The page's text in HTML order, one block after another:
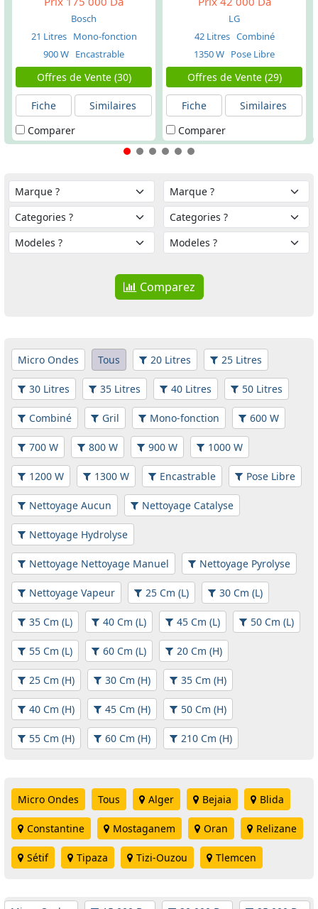
Bosch
21 Litres Mono-fonction
900 W Encastrable
Offres de Vente (30)
Fiche
Similaires
Comparer
LG
42 Litres Combiné
1350 W Pose Libre
Offres de Vente (29)
Fiche
Similaires
Comparer
Comparez
Micro Ondes Tous 20 Litres 25 Litres
30 Litres 35 Litres 40 Litres 50 Litres
Combiné Gril Mono-fonction 600 W
700 W 800 W 900 W 1000 W
1200 W 1300 W Encastrable Pose Libre
Nettoyage Aucun Nettoyage Catalyse
Nettoyage Hydrolyse
Nettoyage Nettoyage Manuel Nettoyage Pyrolyse
Nettoyage Vapeur 25 Cm (L) 30 Cm (L)
35 Cm (L) 40 Cm (L) 45 Cm (L) 50 Cm (L)
55 Cm (L) 60 Cm (L) 20 Cm (H)
25 Cm (H) 30 Cm (H) 35 Cm (H)
40 Cm (H) 45 Cm (H) 50 Cm (H)
55 Cm (H) 60 Cm (H) 210 Cm (H)
Micro Ondes Tous Alger Bejaia Blida
Constantine Mostaganem Oran Relizane
Sétif Tipaza Tizi-Ouzou Tlemcen